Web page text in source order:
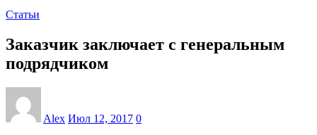
Статьи
Заказчик заключает с генеральным
подрядчиком
Alex Июл 12, 2017 0